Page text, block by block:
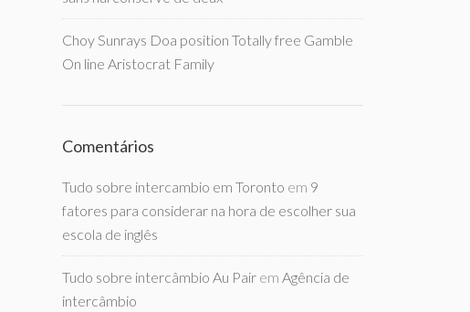
Choy Sunrays Doa position Totally free Gamble
On line Aristocrat Family
Comentários
Tudo sobre intercambio em Toronto em 9
fatores para considerar na hora de escolher sua
escola de inglês
Tudo sobre intercâmbio Au Pair em Agência de
intercâmbio